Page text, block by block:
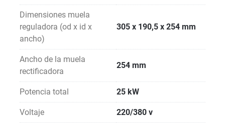
Dimensiones muela
reguladora (od x id x
ancho)
305 x 190,5 x 254 mm
Ancho de la muela
rectificadora
254 mm
Potencia total 25 kW
Voltaje 220/380 v